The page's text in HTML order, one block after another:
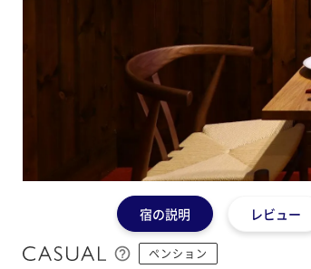
宿の説明 レビュー
ペンション